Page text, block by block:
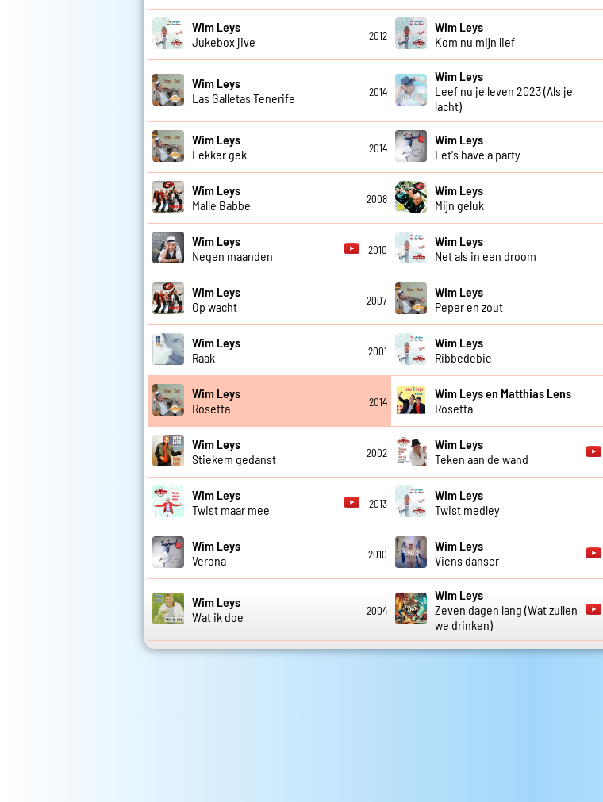
Wim Leys
Jukebox jive
2012
Wim Leys
Kom nu mijn lief
Wim Leys
Las Galletas Tenerife
2014
Wim Leys
Leef nu je leven 2023 (Als je
lacht)
Wim Leys
Lekker gek
2014
Wim Leys
Let's have a party
Wim Leys
Malle Babbe
2008
Wim Leys
Mijn geluk
Wim Leys
Negen maanden
2010
Wim Leys
Net als in een droom
Wim Leys
Op wacht
2007
Wim Leys
Peper en zout
Wim Leys
Raak
2001
Wim Leys
Ribbedebie
Wim Leys
Rosetta
2014
Wim Leys en Matthias Lens
Rosetta
Wim Leys
Stiekem gedanst
2002
Wim Leys
Teken aan de wand
Wim Leys
Twist maar mee
2013
Wim Leys
Twist medley
Wim Leys
Verona
2010
Wim Leys
Viens danser
Wim Leys
Wat ik doe
2004
Wim Leys
Zeven dagen lang (Wat zullen
we drinken)